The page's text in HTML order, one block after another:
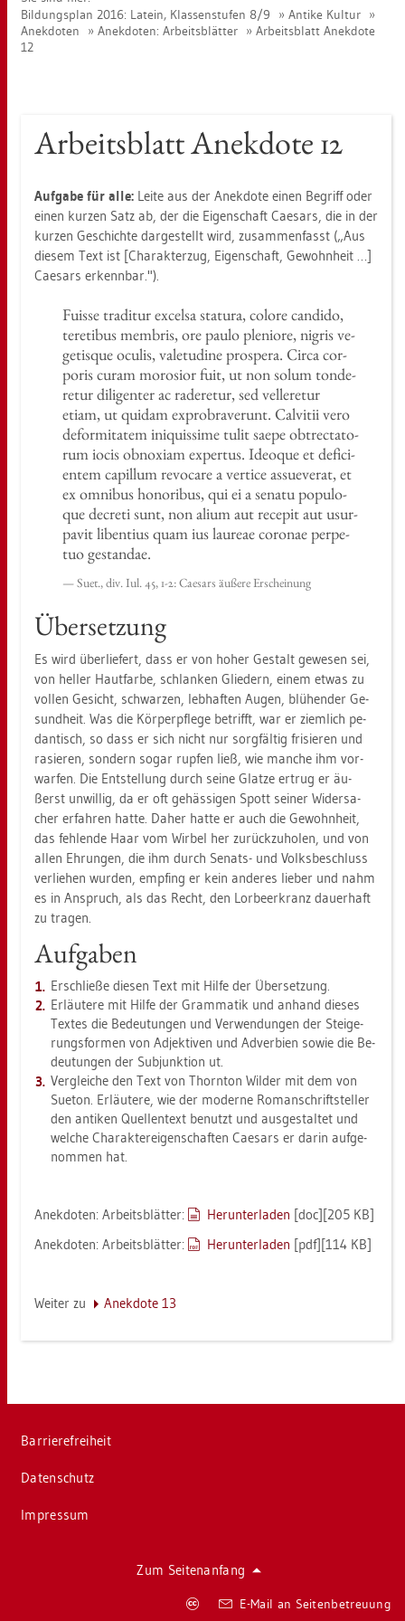
Bil­dungs­plan 2016: La­tein, Klas­sen­stu­fen 8/9
An­ti­ke Kul­tur
An­ek­do­ten
An­ek­do­ten: Ar­beits­blät­ter
Ar­beits­blatt An­ek­do­te
12
Ar­beits­blatt An­ek­do­te 12
Auf­ga­be für alle: Leite aus der An­ek­do­te einen Be­griff oder
einen kur­zen Satz ab, der die Ei­gen­schaft Cae­sars, die in der
kur­zen Ge­schich­te dar­ge­stellt wird, zu­sam­men­fasst („Aus
die­sem Text ist [Cha­rak­ter­zug, Ei­gen­schaft, Ge­wohn­heit …]
Cae­sars er­kenn­bar.").
Fuis­se tra­ditur ex­cel­sa sta­tu­ra, co­lo­re can­di­do,
te­r­eti­bus mem­bris, ore paulo ple­nio­re, ni­g­ris ve­
ge­tis­que ocu­lis, va­letu­di­ne pro­spe­ra. Circa cor­
po­ris curam mo­ro­si­or fuit, ut non solum ton­de­
re­tur di­li­gen­ter ac ra­de­re­tur, sed vel­le­re­tur
etiam, ut qui­dam ex­pro­bra­ver­unt. Cal­v­i­tii vero
de­for­mi­ta­tem ini­quis­si­me tulit saepe obtrec­ta­to­
rum iocis ob­noxi­am ex­per­tus. Ideo­que et de­fi­ci­
en­tem ca­pil­lum re­vo­ca­re a ver­ti­ce as­sue­verat, et
ex om­ni­bus ho­no­ri­bus, qui ei a se­na­tu po­pu­lo­
que de­cre­ti sunt, non alium aut re­ce­pit aut usur­
pa­vit li­ben­ti­us quam ius lau­reae co­ro­nae per­pe­
tuo ge­stan­dae.
Suet., div. Iul. 45, 1-2: Cae­sars äu­ße­re Er­schei­nung
Über­set­zung
Es wird über­lie­fert, dass er von hoher Ge­stalt ge­we­sen sei,
von hel­ler Haut­far­be, schlan­ken Glie­dern, einem etwas zu
vol­len Ge­sicht, schwar­zen, leb­haf­ten Augen, blü­hen­der Ge­
sund­heit. Was die Kör­per­pfle­ge be­trifft, war er ziem­lich pe­
dan­tisch, so dass er sich nicht nur sorg­fäl­tig fri­sie­ren und
ra­sie­ren, son­dern sogar rup­fen ließ, wie man­che ihm vor­
war­fen. Die Ent­stel­lung durch seine Glat­ze er­trug er äu­
ßerst un­wil­lig, da er oft ge­häs­si­gen Spott sei­ner Wi­der­sa­
cher er­fah­ren hatte. Daher hatte er auch die Ge­wohn­heit,
das feh­len­de Haar vom Wir­bel her zu­rück­zu­ho­len, und von
allen Eh­run­gen, die ihm durch Se­nats- und Volks­be­schluss
ver­lie­hen wur­den, emp­fing er kein an­de­res lie­ber und nahm
es in An­spruch, als das Recht, den Lor­beer­kranz dau­er­haft
zu tra­gen.
Auf­ga­ben
Er­schlie­ße die­sen Text mit Hilfe der Über­set­zung.
Er­läu­te­re mit Hilfe der Gram­ma­tik und an­hand die­ses
Tex­tes die Be­deu­tun­gen und Ver­wen­dun­gen der Stei­ge­
rungs­for­men von Ad­jek­ti­ven und Ad­ver­bi­en sowie die Be­
deu­tun­gen der Sub­junk­ti­on ut.
Ver­glei­che den Text von Thorn­ton Wil­der mit dem von
Sue­ton. Er­läu­te­re, wie der mo­der­ne Ro­man­schrift­stel­ler
den an­ti­ken Quel­len­text be­nutzt und aus­ge­stal­tet und
wel­che Cha­rak­ter­ei­gen­schaf­ten Cae­sars er darin auf­ge­
nom­men hat.
An­ek­do­ten: Ar­beits­blät­ter: Her­un­ter­la­den [doc][205 KB]
An­ek­do­ten: Ar­beits­blät­ter:
Her­un­ter­la­den [pdf][114 KB]
Wei­ter zu An­ek­do­te 13
Bar­rie­re­frei­heit
Da­ten­schutz
Im­pres­sum
Zum Sei­ten­an­fang
E-Mail an Sei­ten­be­treu­ung
Co­